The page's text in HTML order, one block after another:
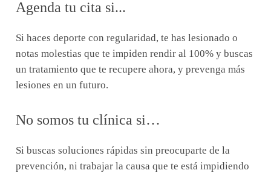
Agenda tu cita si...
Si haces deporte con regularidad, te has lesionado o
notas molestias que te impiden rendir al 100% y buscas
un tratamiento que te recupere ahora, y prevenga más
lesiones en un futuro.
No somos tu clínica si…
Si buscas soluciones rápidas sin preocuparte de la
prevención, ni trabajar la causa que te está impidiendo